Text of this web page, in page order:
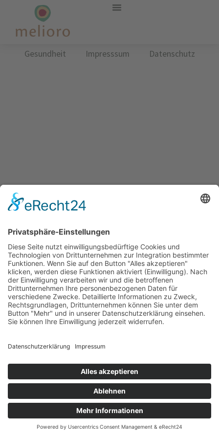
Gesundheit Impresssum Datenschutz